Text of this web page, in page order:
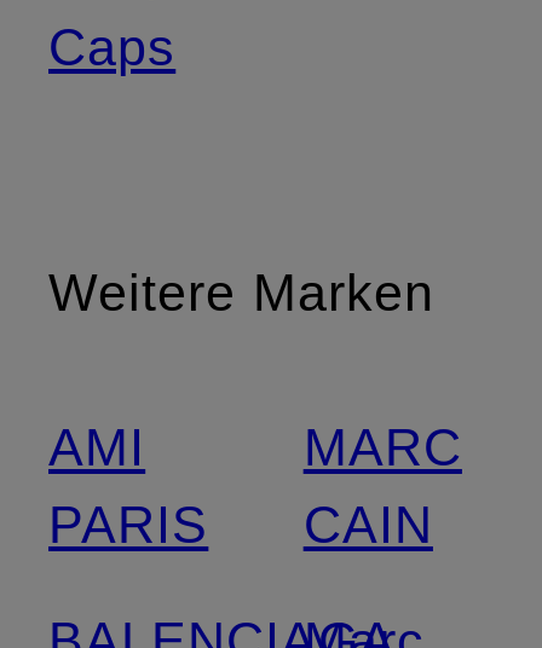
Caps
Weitere Marken
AMI
PARIS
MARC
CAIN